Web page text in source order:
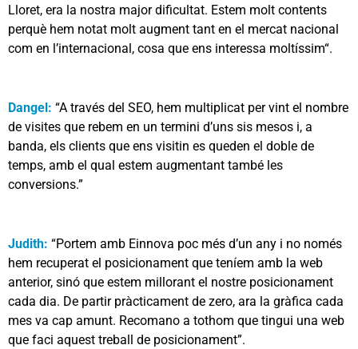
Lloret, era la nostra major dificultat. Estem molt contents
perquè hem notat molt augment tant en el mercat nacional
com en l’internacional, cosa que ens interessa moltíssim“.
Dangel: “A través del SEO, hem multiplicat per vint el nombre
de visites que rebem en un termini d’uns sis mesos i, a
banda, els clients que ens visitin es queden el doble de
temps, amb el qual estem augmentant també les
conversions.”
Judith: “Portem amb Einnova poc més d’un any i no només
hem recuperat el posicionament que teníem amb la web
anterior, sinó que estem millorant el nostre posicionament
cada dia. De partir pràcticament de zero, ara la gràfica cada
mes va cap amunt. Recomano a tothom que tingui una web
que faci aquest treball de posicionament”.